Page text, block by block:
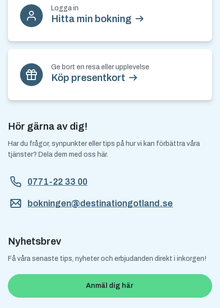
Logga in
Hitta min bokning
Ge bort en resa eller upplevelse
Köp presentkort
Hör gärna av dig!
Har du frågor, synpunkter eller tips på hur vi kan förbättra våra
tjänster? Dela dem med oss här.
0771-22 33 00
bokningen@destinationgotland.se
Nyhetsbrev
Få våra senaste tips, nyheter och erbjudanden direkt i inkorgen!
Anmäl dig här